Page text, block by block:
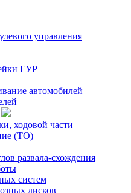
управления
ГУР
автомобилей
ходовой части
(ТО)
развала-схождения
систем
дисков